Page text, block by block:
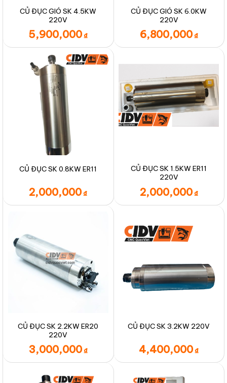
CỦ ĐỤC GIÓ SK 4.5KW
220V
5,900,000 ₫
CỦ ĐỤC GIÓ SK 6.0KW
220V
6,800,000 ₫
CỦ ĐỤC SK 0.8KW ER11
2,000,000 ₫
CỦ ĐỤC SK 1.5KW ER11
220V
2,000,000 ₫
CỦ ĐỤC SK 2.2KW ER20
220V
3,000,000 ₫
CỦ ĐỤC SK 3.2KW 220V
4,400,000 ₫